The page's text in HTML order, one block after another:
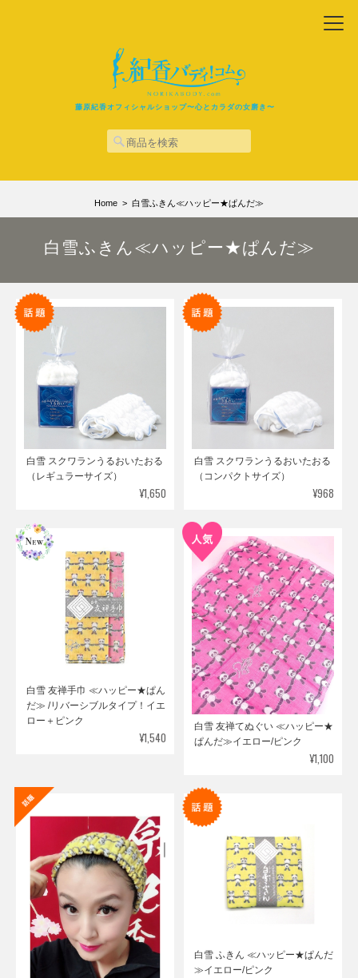
藤原紀香オフィシャルショップ〜心とカラダの女磨き〜
Home 白雪ふきん≪ハッピー★ぱんだ≫
白雪ふきん≪ハッピー★ぱんだ≫
白雪 スクワランうるおいたおる
（レギュラーサイズ）
¥1,650
白雪 スクワランうるおいたおる
（コンパクトサイズ）
¥968
白雪 友禅手巾 ≪ハッピー★ぱん
だ≫ /リバーシブルタイプ！イエ
ロー＋ピンク
¥1,540
白雪 友禅てぬぐい ≪ハッピー★
ぱんだ≫イエロー/ピンク
¥1,100
白雪 ふきん ≪ハッピー★ぱんだ
≫イエロー/ピンク